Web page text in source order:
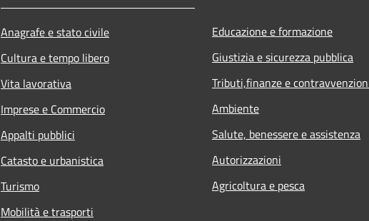
Anagrafe e stato civile
Cultura e tempo libero
Vita lavorativa
Imprese e Commercio
Appalti pubblici
Catasto e urbanistica
Turismo
Mobilità e trasporti
Educazione e formazione
Giustizia e sicurezza pubblica
Tributi,finanze e
Ambiente
Salute, benessere e assistenza
Autorizzazioni
Agricoltura e pesca